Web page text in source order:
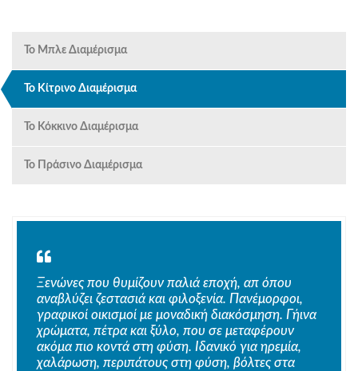
Το Μπλε Διαμέρισμα
Το Κίτρινο Διαμέρισμα
Το Κόκκινο Διαμέρισμα
Το Πράσινο Διαμέρισμα
Ξενώνες που θυμίζουν παλιά εποχή, απ όπου
αναβλύζει ζεστασιά και φιλοξενία. Πανέμορφοι,
γραφικοί οικισμοί με μοναδική διακόσμηση. Γήινα
χρώματα, πέτρα και ξύλο, που σε μεταφέρουν
ακόμα πιο κοντά στη φύση. Ιδανικό για ηρεμία,
χαλάρωση, περιπάτους στη φύση, βόλτες στα